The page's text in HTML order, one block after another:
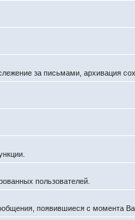
за письмами, архивация
пользователей.
появившиеся с момента